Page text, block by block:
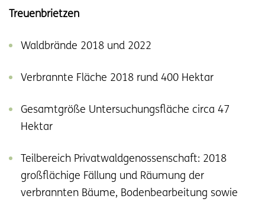
Treuenbrietzen
Waldbrände 2018 und 2022
Verbrannte Fläche 2018 rund 400 Hektar
Gesamtgröße Untersuchungsfläche circa 47
Hektar
Teilbereich Privatwaldgenossenschaft: 2018
großflächige Fällung und Räumung der
verbrannten Bäume, Bodenbearbeitung sowie